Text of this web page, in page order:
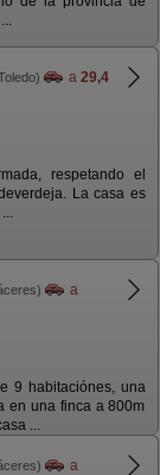
a 29,4
respetando el
La casa es
a
9 habitaciónes, una
en una finca a 800m
...
a